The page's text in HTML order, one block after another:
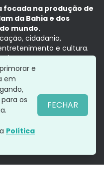
focada na produção de
da Bahia e dos
mundo.
cidadania,
e cultura.
é no tempo presente,
e
em
os
Política
FECHAR